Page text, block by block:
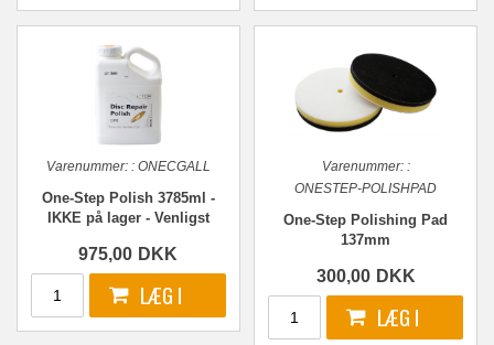
Varenummer:: ONECGALL
One-Step Polish 3785ml -
IKKE på lager - Venligst
975,00 DKK
Varenummer::
ONESTEP-POLISHPAD
One-Step Polishing Pad
137mm
300,00 DKK